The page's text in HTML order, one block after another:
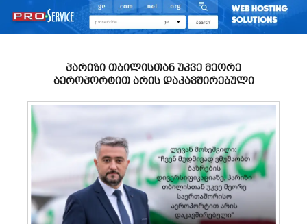
პარიზი თბილისთან უკვე მეორე
აეროპორტით არის დაკავშირებული